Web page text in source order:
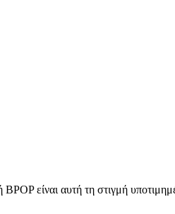
είναι αυτή τη στιγμή